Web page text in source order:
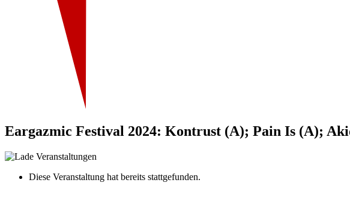
Eargazmic Festival 2024: Kontrust (A); Pain Is (A);
Diese Veranstaltung hat bereits stattgefunden.